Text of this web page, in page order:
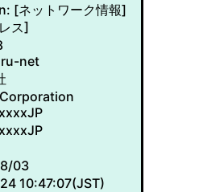
[ネットワーク情報]
ス]
net
03
10:47:07(JST)